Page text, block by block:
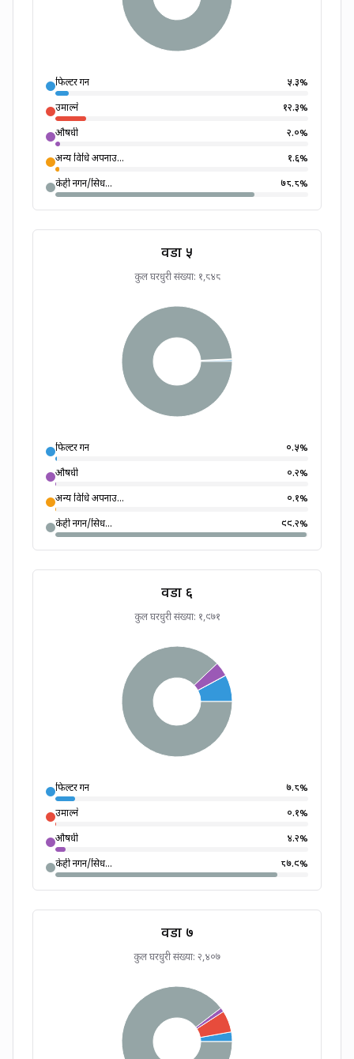
फिल्टर गर्ने ५.३%
उमाल्ने
१२.३%
औषधी
२.०%
अन्य विधि अपनाउ...
१.६%
केही नगर्ने/सिध...
७८.८%
वडा ५
कुल घरधुरी संख्या: १,८४८
फिल्टर गर्ने ०.५%
औषधी
०.२%
अन्य विधि अपनाउ...
०.१%
केही नगर्ने/सिध...
९९.२%
वडा ६
कुल घरधुरी संख्या: १,९७१
फिल्टर गर्ने ७.८%
उमाल्ने
०.१%
औषधी
४.२%
केही नगर्ने/सिध...
८७.९%
वडा ७
कुल घरधुरी संख्या: २,४०७